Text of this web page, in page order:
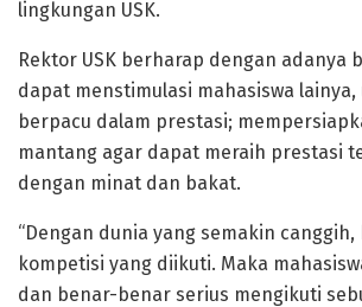
lingkungan USK.
Rektor USK berharap dengan adanya
dapat menstimulasi mahasiswa
berpacu dalam prestasi;
mantang agar dapat meraih prestasi
dengan minat dan bakat.
“Dengan dunia yang semakin
kompetisi yang diikuti. Maka
dan benar-benar serius mengikuti